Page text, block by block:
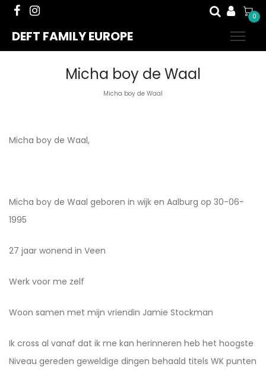
0
DEFT FAMILY EUROPE
Micha boy de Waal
Micha boy de Waal
Micha boy de Waal,
Micha boy de Waal geboren in wijk en Aalburg op 30-06-
1995
27 jaar wonend in Veen
Werk voor me zelf
Woon samen met mijn vriendin Jamie Stockman
Ik cross al vanaf dat ik me kan herinneren heb het hoogste
Niveau gereden geweldige dingen behaald titels WK punten